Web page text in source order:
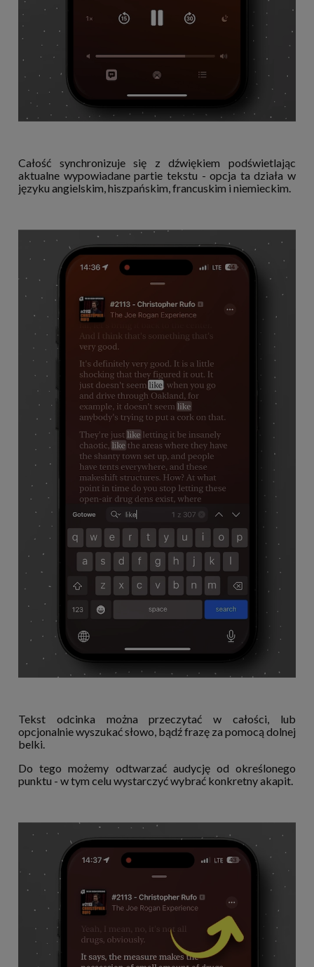
Całość synchronizuje się z dźwiękiem podświetlając
aktualne wypowiadane partie tekstu - opcja ta działa w
języku angielskim, hiszpańskim, francuskim i niemieckim.
Tekst odcinka można przeczytać w całości, lub
opcjonalnie wyszukać słowo, bądź frazę za pomocą dolnej
belki.
Do tego możemy odtwarzać audycję od określonego
punktu - w tym celu wystarczyć wybrać konkretny akapit.